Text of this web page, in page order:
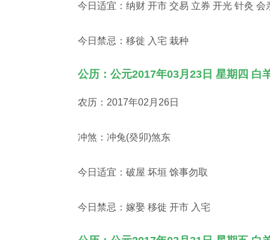
今日适宜：纳财 开市 交易 立券 开光 针灸 会
今日禁忌：移徙 入宅 栽种
公历：公元2017年03月23日 星期四 白
农历：2017年02月26日
冲煞：冲兔(癸卯)煞东
今日适宜：破屋 坏垣 馀事勿取
今日禁忌：嫁娶 移徙 开市 入宅